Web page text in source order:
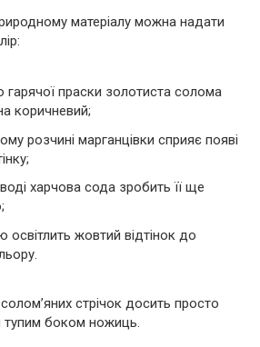
матеріалу можна надати
праски золотиста солома
коричневий;
розчині марганцівки сприяє появі
харчова сода зробить її ще
освітлить жовтий відтінок до
стрічок досить просто
тупим боком ножиць.